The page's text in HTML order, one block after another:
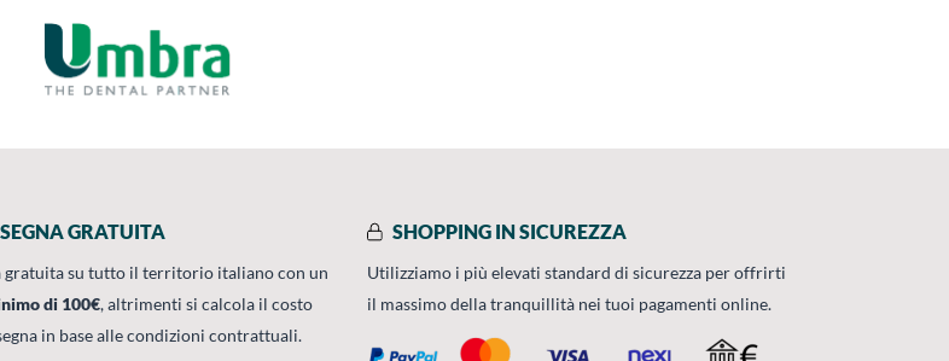
GRATUITA
gratuita su tutto il territorio italiano con un
di 100€, altrimenti si calcola il costo
in base alle condizioni contrattuali.
SHOPPING IN SICUREZZA
Utilizziamo i più elevati standard di sicurezza per offrirti
il massimo della tranquillità nei tuoi pagamenti online.